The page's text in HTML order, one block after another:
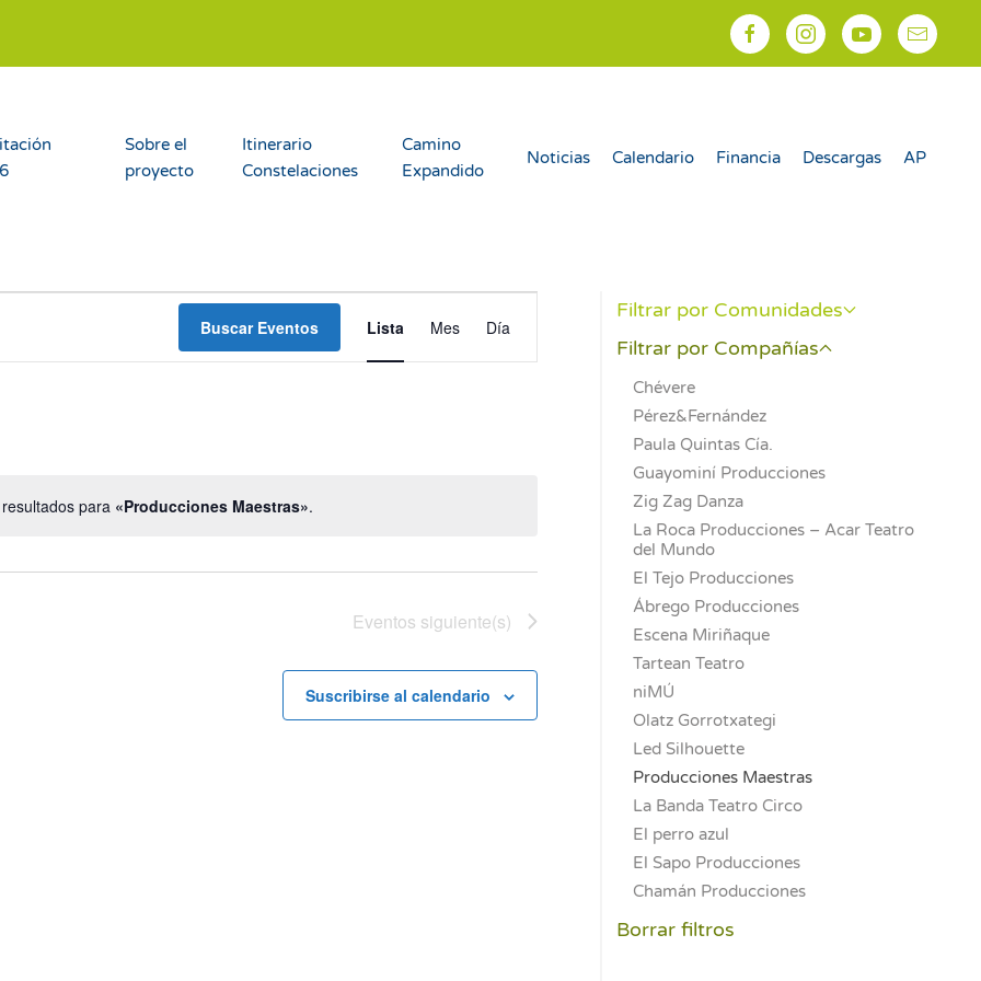
Sobre el
proyecto
Itinerario
Constelaciones
Camino
Expandido
Noticias Calendario Financia Descargas AP
Aviso
para «Producciones Maestras».
Buscar Eventos Lista Mes Día
Eventos siguiente(s)
Suscribirse al calendario
Filtrar por Comunidades
Filtrar por Compañías
Chévere
Pérez&Fernández
Paula Quintas Cía.
Guayominí Producciones
Zig Zag Danza
La Roca Producciones – Acar Teatro
del Mundo
El Tejo Producciones
Ábrego Producciones
Escena Miriñaque
Tartean Teatro
niMÚ
Olatz Gorrotxategi
Led Silhouette
Producciones Maestras
La Banda Teatro Circo
El perro azul
El Sapo Producciones
Chamán Producciones
Borrar filtros